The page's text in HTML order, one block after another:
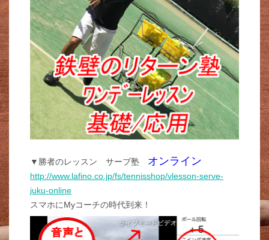
▼勝者のレッスン サーブ塾 オンライン
http://www.lafino.co.jp/fs/tennisshop/vlesson-serve-
juku-online
スマホにMyコーチの時代到来！